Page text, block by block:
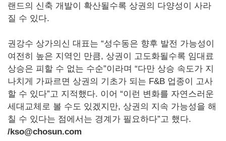
랜드의 신축 개발이 확산될수록 상권의 다양성이 사라
질 수 있다.
권강수 상가의신 대표는 “성수동은 향후 발전 가능성이
여전히 높은 지역인 만큼, 상권이 고도화될수록 임대료
상승은 피할 수 없는 수순”이라며 “다만 상승 속도가 지
나치게 가파르면 상권의 기초가 되는 F&B 업종이 고사
할 수 있다”고 지적했다. 이어 “이런 변화를 자연스러운
세대교체로 볼 수도 있겠지만, 상권의 지속 가능성을 해
칠 수 있다는 점에서는 경계가 필요하다”고 했다.
/kso@chosun.com